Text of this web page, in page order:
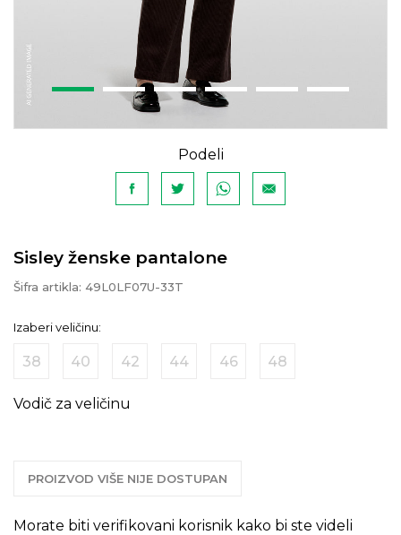
Podeli
Sisley ženske pantalone
Šifra artikla: 49L0LF07U-33T
Izaberi veličinu:
38 40 42 44 46 48
Vodič za veličinu
PROIZVOD VIŠE NIJE DOSTUPAN
Morate biti verifikovani korisnik kako bi ste videli